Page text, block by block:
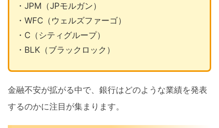
・JPM（JPモルガン）
・WFC（ウェルズファーゴ）
・C（シティグループ）
・BLK（ブラックロック）
金融不安が拡がる中で、銀行はどのような業績を発表
するのかに注目が集まります。